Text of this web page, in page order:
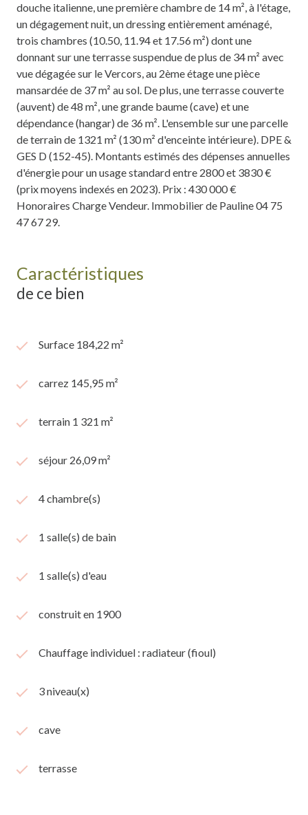
douche italienne, une première chambre de 14 m², à l'étage,
un dégagement nuit, un dressing entièrement aménagé,
trois chambres (10.50, 11.94 et 17.56 m²) dont une
donnant sur une terrasse suspendue de plus de 34 m² avec
vue dégagée sur le Vercors, au 2ème étage une pièce
mansardée de 37 m² au sol. De plus, une terrasse couverte
(auvent) de 48 m², une grande baume (cave) et une
dépendance (hangar) de 36 m². L'ensemble sur une parcelle
de terrain de 1321 m² (130 m² d'enceinte intérieure). DPE &
GES D (152-45). Montants estimés des dépenses annuelles
d'énergie pour un usage standard entre 2800 et 3830 €
(prix moyens indexés en 2023). Prix : 430 000 €
Honoraires Charge Vendeur. Immobilier de Pauline 04 75
47 67 29.
Caractéristiques
de ce bien
Surface 184,22 m²
carrez 145,95 m²
terrain 1 321 m²
séjour 26,09 m²
4 chambre(s)
1 salle(s) de bain
1 salle(s) d'eau
construit en 1900
Chauffage individuel : radiateur (fioul)
3 niveau(x)
cave
terrasse